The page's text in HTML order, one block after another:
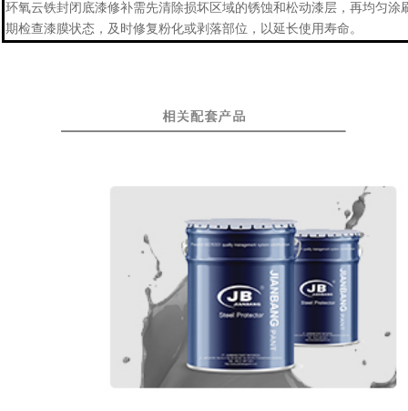
环氧云铁封闭底漆修补需先清除损坏区域的锈蚀和松动漆层，再均匀
期检查漆膜状态，及时修复粉化或剥落部位，以延长使用寿命。